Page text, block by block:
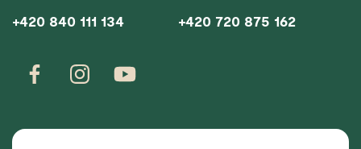
+420 840 111 134 +420 720 875 162